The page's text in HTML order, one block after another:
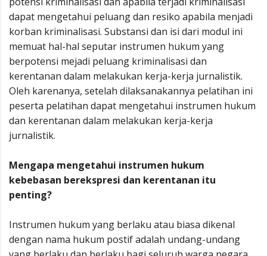
dapat mengetahui peluang dan resiko apabila menjadi
korban kriminalisasi. Substansi dan isi dari modul ini
memuat hal-hal seputar instrumen hukum yang
berpotensi mejadi peluang kriminalisasi dan
kerentanan dalam melakukan kerja-kerja jurnalistik.
Oleh karenanya, setelah dilaksanakannya pelatihan ini
peserta pelatihan dapat mengetahui instrumen hukum
dan kerentanan dalam melakukan kerja-kerja
jurnalistik.
Mengapa mengetahui instrumen hukum
kebebasan berekspresi dan kerentanan itu
penting?
Instrumen hukum yang berlaku atau biasa dikenal
dengan nama hukum postif adalah undang-undang